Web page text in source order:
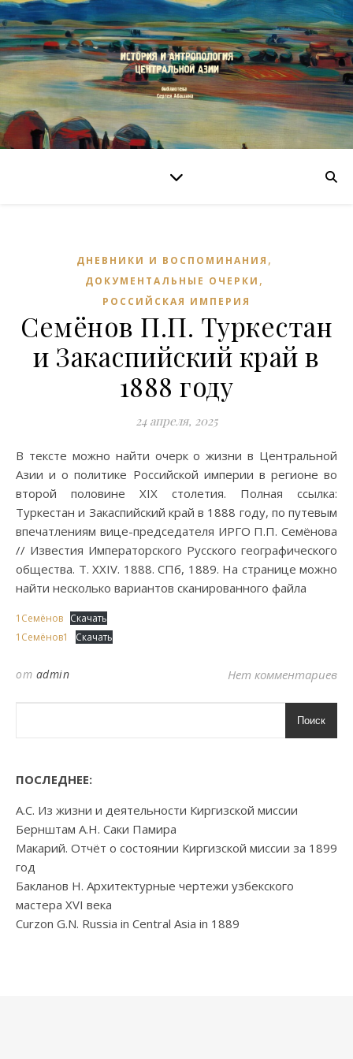
ДНЕВНИКИ И ВОСПОМИНАНИЯ ,
ДОКУМЕНТАЛЬНЫЕ ОЧЕРКИ ,
РОССИЙСКАЯ ИМПЕРИЯ
Семёнов П.П. Туркестан
и Закаспийский край в
1888 году
24 апреля, 2025
В тексте можно найти очерк о жизни в Центральной
Азии и о политике Российской империи в регионе во
второй половине XIX столетия. Полная ссылка:
Туркестан и Закаспийский край в 1888 году, по путевым
впечатлениям вице-председателя ИРГО П.П. Семёнова
// Известия Императорского Русского географического
общества. Т. XXIV. 1888. СПб, 1889. На странице можно
найти несколько вариантов сканированного файла
1Семёнов Скачать
1Семёнов1
Скачать
от admin Нет комментариев
Поиск
ПОСЛЕДНЕЕ:
А.С. Из жизни и деятельности Киргизской миссии
Бернштам А.Н. Саки Памира
Макарий. Отчёт о состоянии Киргизской миссии за 1899
год
Бакланов Н. Архитектурные чертежи узбекского
мастера XVI века
Curzon G.N. Russia in Central Asia in 1889